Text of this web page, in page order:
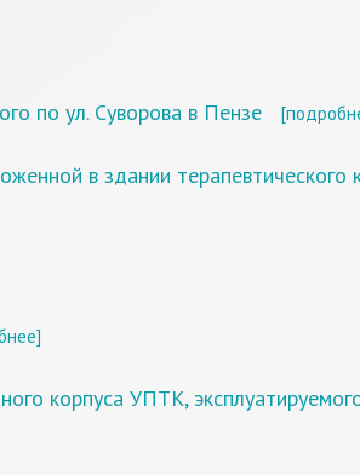
по ул. Суворова в Пензе
в здании терапевтического
корпуса УПТК,